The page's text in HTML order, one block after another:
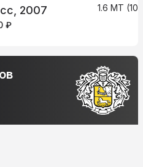
2007
₽
1.6 MT
БАНК
%